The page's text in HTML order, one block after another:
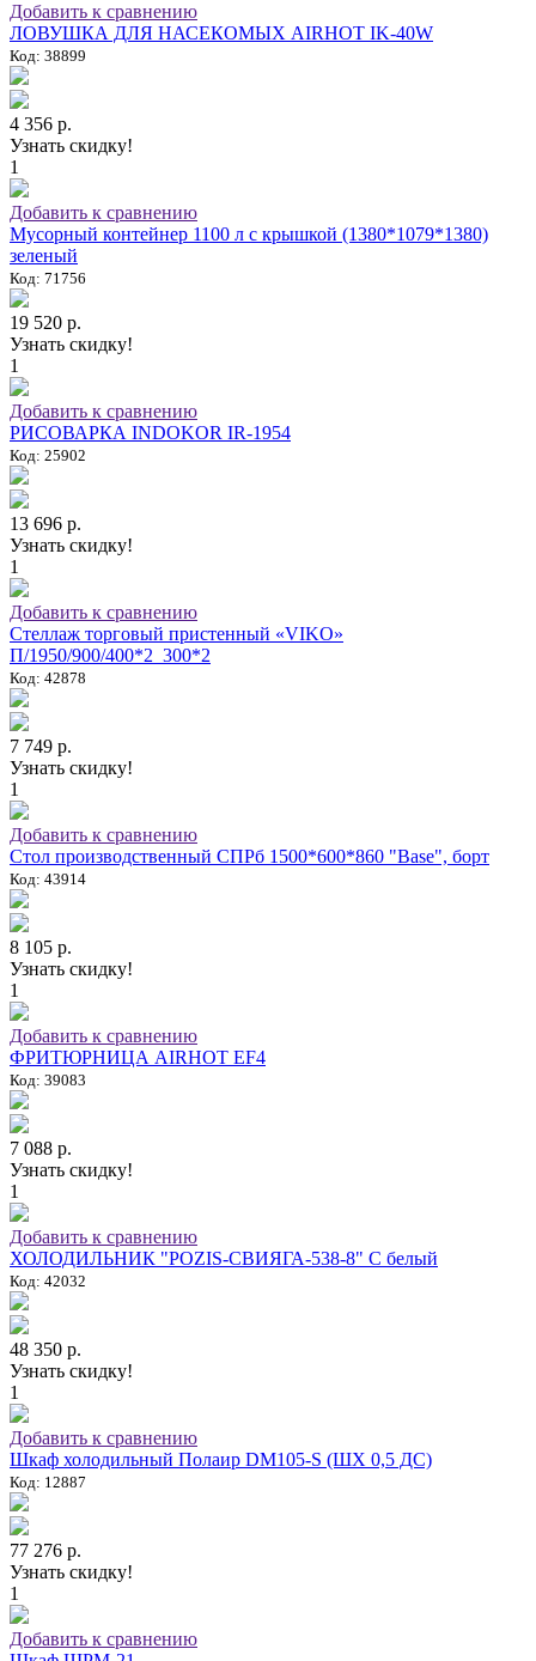
Добавить к сравнению
ЛОВУШКА ДЛЯ НАСЕКОМЫХ AIRHOT IK-40W
Код: 38899
4 356 р.
Узнать скидку!
1
Добавить к сравнению
Мусорный контейнер 1100 л с крышкой (1380*1079*1380)
зеленый
Код: 71756
19 520 р.
Узнать скидку!
1
Добавить к сравнению
РИСОВАРКА INDOKOR IR-1954
Код: 25902
13 696 р.
Узнать скидку!
1
Добавить к сравнению
Стеллаж торговый пристенный «VIKO»
П/1950/900/400*2_300*2
Код: 42878
7 749 р.
Узнать скидку!
1
Добавить к сравнению
Стол производственный СПРб 1500*600*860 "Base", борт
Код: 43914
8 105 р.
Узнать скидку!
1
Добавить к сравнению
ФРИТЮРНИЦА AIRHOT EF4
Код: 39083
7 088 р.
Узнать скидку!
1
Добавить к сравнению
ХОЛОДИЛЬНИК "POZIS-СВИЯГА-538-8" C белый
Код: 42032
48 350 р.
Узнать скидку!
1
Добавить к сравнению
Шкаф холодильный Полаир DM105-S (ШХ 0,5 ДС)
Код: 12887
77 276 р.
Узнать скидку!
1
Добавить к сравнению